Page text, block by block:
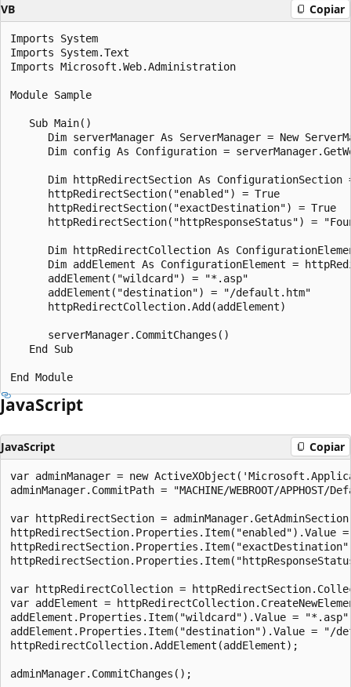
VB Copiar
Imports System
Imports System.Text
Imports Microsoft.Web.Administration
Module Sample
   Sub Main()
Dim serverManager As ServerManager = New
Dim config As Configuration =
Dim httpRedirectSection As
      httpRedirectSection("enabled") = True
      httpRedirectSection("exactDestination") = True
httpRedirectSection("httpResponseStatus") =
Dim httpRedirectCollection As
Dim addElement As ConfigurationElement =
      addElement("wildcard") = "*.asp"
      addElement("destination") = "/default.htm"
      httpRedirectCollection.Add(addElement)
      serverManager.CommitChanges()
   End Sub
JavaScript
JavaScript Copiar
var adminManager = new
adminManager.CommitPath = "MACHINE/WEBROOT/
var httpRedirectSection =
httpRedirectSection.Properties.Item("enabled").Value
var httpRedirectCollection =
var addElement =
addElement.Properties.Item("wildcard").Value =
addElement.Properties.Item("destination").Value = "/
httpRedirectCollection.AddElement(addElement);